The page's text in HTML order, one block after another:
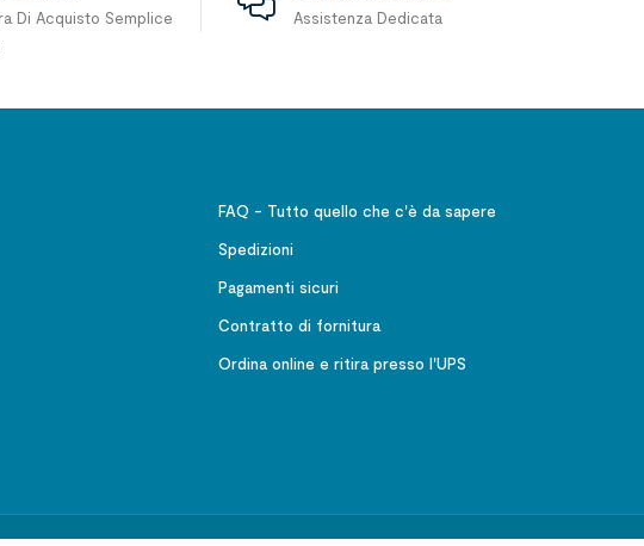
Di Acquisto Semplice
Assistenza Dedicata
FAQ - Tutto quello che c'è da sapere
Spedizioni
Pagamenti sicuri
Contratto di fornitura
Ordina online e ritira presso l'UPS